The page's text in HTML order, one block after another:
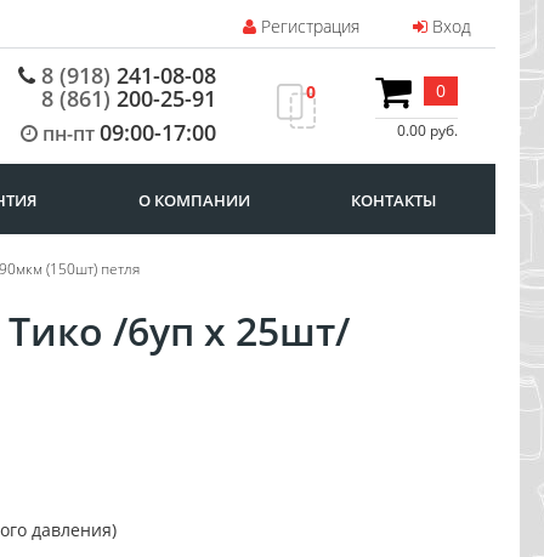
Регистрация Вход
8 (918) 241-08-08
8 (861) 200-25-91
пн-пт09:00-17:00
0 0
0.00 руб.
О КОМПАНИИ КОНТАКТЫ
(150шт) петля
/6уп х 25шт/
давления)